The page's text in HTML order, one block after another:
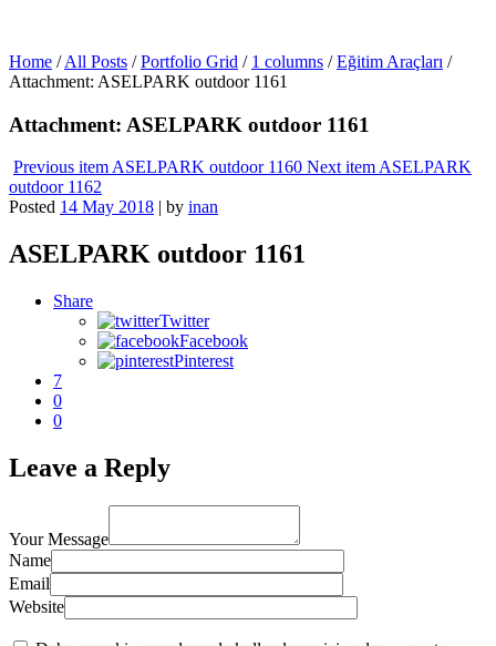
Home /All Posts /Portfolio Grid / 1 columns /Eğitim Araçları /
Attachment: ASELPARK outdoor 1161
Attachment: ASELPARK outdoor 1161
Previous itemASELPARK outdoor 1160 Next itemASELPARK
outdoor 1162
Posted 14 May 2018 | by inan
ASELPARK outdoor 1161
Share
Twitter
Facebook
Pinterest
7
0
0
Leave a Reply
Your Message
Name
Email
Website